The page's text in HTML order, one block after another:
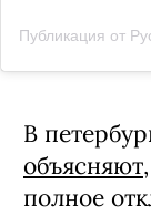
Публикация от
В
объясняют
полное